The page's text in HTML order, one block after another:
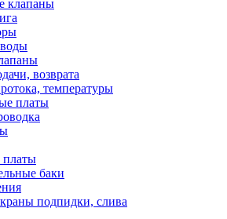
клапаны
возврата
температуры
платы
баки
подпидки, слива